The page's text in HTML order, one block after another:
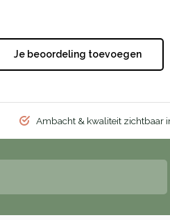
Je beoordeling toevoegen
Ambacht & kwaliteit zichtbaar